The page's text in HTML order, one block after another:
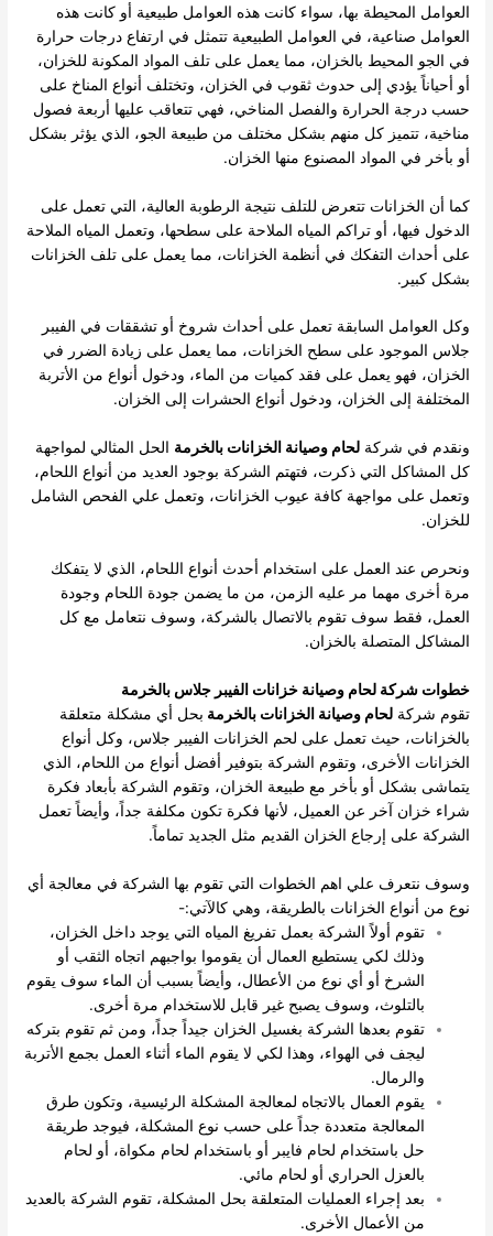
العوامل المحيطة بها، سواء كانت هذه العوامل طبيعية أو كانت هذه
العوامل صناعية، في العوامل الطبيعية تتمثل في ارتفاع درجات حرارة
في الجو المحيط بالخزان، مما يعمل على تلف المواد المكونة للخزان،
أو أحياناً يؤدي إلى حدوث ثقوب في الخزان، وتختلف أنواع المناخ على
حسب درجة الحرارة والفصل المناخي، فهي تتعاقب عليها أربعة فصول
مناخية، تتميز كل منهم بشكل مختلف من طبيعة الجو، الذي يؤثر بشكل
أو بأخر في المواد المصنوع منها الخزان.
كما أن الخزانات تتعرض للتلف نتيجة الرطوبة العالية، التي تعمل على
الدخول فيها، أو تراكم المياه الملاحة على سطحها، وتعمل المياه الملاحة
على أحداث التفكك في أنظمة الخزانات، مما يعمل على تلف الخزانات
بشكل كبير.
وكل العوامل السابقة تعمل على أحداث شروخ أو تشققات في الفيبر
جلاس الموجود على سطح الخزانات، مما يعمل على زيادة الضرر في
الخزان، فهو يعمل على فقد كميات من الماء، ودخول أنواع من الأتربة
المختلفة إلى الخزان، ودخول أنواع الحشرات إلى الخزان.
ونقدم في شركةلحام وصيانة الخزانات بالخرمة الحل المثالي لمواجهة
كل المشاكل التي ذكرت، فتهتم الشركة بوجود العديد من أنواع اللحام،
وتعمل على مواجهة كافة عيوب الخزانات، وتعمل علي الفحص الشامل
للخزان.
ونحرص عند العمل على استخدام أحدث أنواع اللحام، الذي لا يتفكك
مرة أخرى مهما مر عليه الزمن، من ما يضمن جودة اللحام وجودة
العمل، فقط سوف تقوم بالاتصال بالشركة، وسوف نتعامل مع كل
المشاكل المتصلة بالخزان.
خطوات شركة لحام وصيانة خزانات الفيبر جلاس بالخرمة
تقوم شركةلحام وصيانة الخزانات بالخرمة بحل أي مشكلة متعلقة
بالخزانات، حيث تعمل على لحم الخزانات الفيبر جلاس، وكل أنواع
الخزانات الأخرى، وتقوم الشركة بتوفير أفضل أنواع من اللحام، الذي
يتماشى بشكل أو بأخر مع طبيعة الخزان، وتقوم الشركة بأبعاد فكرة
شراء خزان آخر عن العميل، لأنها فكرة تكون مكلفة جداً، وأيضاً تعمل
الشركة على إرجاع الخزان القديم مثل الجديد تماماً.
وسوف نتعرف علي اهم الخطوات التي تقوم بها الشركة في معالجة أي
نوع من أنواع الخزانات بالطريقة، وهي كالآتي:-
تقوم أولاً الشركة بعمل تفريغ المياه التي يوجد داخل الخزان،
وذلك لكي يستطيع العمال أن يقوموا بواجبهم اتجاه الثقب أو
الشرخ أو أي نوع من الأعطال، وأيضاً بسبب أن الماء سوف يقوم
بالتلوث، وسوف يصبح غير قابل للاستخدام مرة أخرى.
تقوم بعدها الشركة بغسيل الخزان جيداً جداً، ومن ثم تقوم بتركه
ليجف في الهواء، وهذا لكي لا يقوم الماء أثناء العمل بجمع الأتربة
والرمال.
يقوم العمال بالاتجاه لمعالجة المشكلة الرئيسية، وتكون طرق
المعالجة متعددة جداً على حسب نوع المشكلة، فيوجد طريقة
حل باستخدام لحام فايبر أو باستخدام لحام مكواة، أو لحام
بالعزل الحراري أو لحام مائي.
بعد إجراء العمليات المتعلقة بحل المشكلة، تقوم الشركة بالعديد
من الأعمال الأخرى.